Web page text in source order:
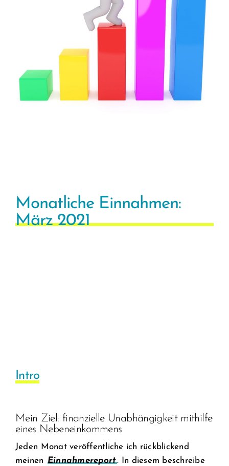
Monatliche Einnahmen:
März 2021
Intro
Mein Ziel: finanzielle Unabhängigkeit mithilfe
eines Nebeneinkommens
Jeden Monat veröffentliche ich rückblickend
meinen Einnahmereport. In diesem beschreibe